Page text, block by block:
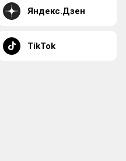
Яндекс.Дзен
TikTok